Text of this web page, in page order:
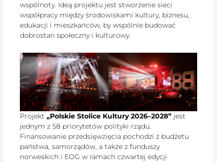
wspólnoty. Ideą projektu jest stworzenie sieci
współpracy między środowiskami kultury, biznesu,
edukacji i mieszkańców, by wspólnie budować
dobrostan społeczny i kulturowy.
Projekt„Polskie Stolice Kultury 2026–2028” jest
jednym z 58 priorytetów polityki rządu.
Finansowanie przedsięwzięcia pochodzi z budżetu
państwa, samorządów, a także z funduszy
norweskich i EOG w ramach czwartej edycji